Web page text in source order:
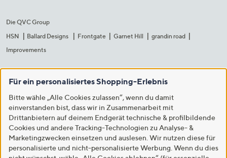
Die QVC Group
HSN
Ballard Designs Frontgate Garnet Hill
grandin road
Improvements
Für ein personalisiertes Shopping-Erlebnis
Bitte wähle „Alle Cookies zulassen“, wenn du damit
einverstanden bist, dass wir in Zusammenarbeit mit
Drittanbietern auf deinem Endgerät technische & profilbildende
Cookies und andere Tracking-Technologien zu Analyse- &
Marketingzwecken einsetzen und auslesen. Wir nutzen diese für
personalisierte und nicht-personalisierte Werbung. Wenn du dies